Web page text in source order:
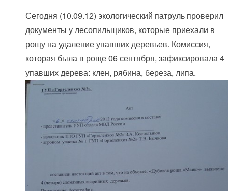
Сегодня (10.09.12) экологический патруль проверил
документы у лесопильщиков, которые приехали в
рощу на удаление упавших деревьев. Комиссия,
которая была в роще 06 сентября, зафиксировала 4
упавших дерева: клен, рябина, береза, липа.